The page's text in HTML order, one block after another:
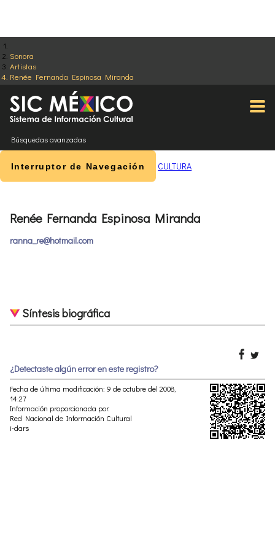
Sonora
Artistas
Renée Fernanda Espinosa Miranda
Búsquedas avanzadas
Interruptor de Navegación CULTURA
Renée Fernanda Espinosa Miranda
ranna_re@hotmail.com
Síntesis biográfica
¿Detectaste algún error en este registro?
Fecha de última modificación: 9 de octubre del 2008,
14:27
Información proporcionada por:
Red Nacional de Información Cultural
i-dars